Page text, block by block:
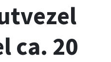
ca. 20